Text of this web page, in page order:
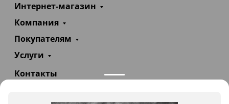
Интернет-магазин
Компания
Покупателям
Услуги
Контакты